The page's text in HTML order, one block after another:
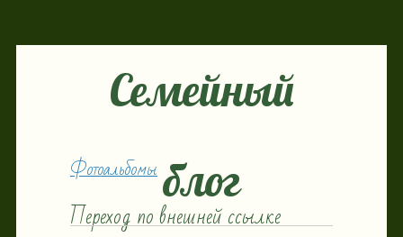
Семейный
блог
Фотоальбомы
Переход по внешней ссылке